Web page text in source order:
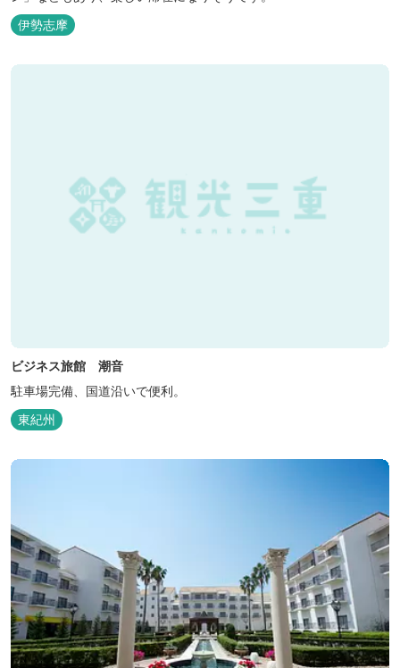
伊勢志摩
ビジネス旅館 潮音
駐車場完備、国道沿いで便利。
東紀州